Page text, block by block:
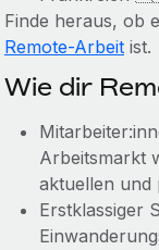
Finde heraus, ob
Remote-Arbeitist.
Wie dir
Arbeitsmarkt
aktuellen und
Erstklassiger